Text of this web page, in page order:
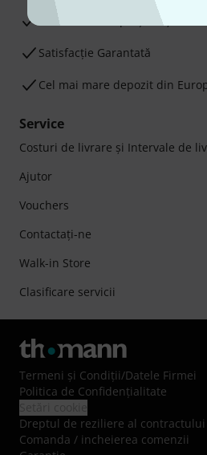
Sfaturi de la experții noștri
Satisfacție Garantată
Cel mai mare depozit din
Service
Costuri de livrare şi Intervale de
Ajutor
Vouchers
Contactaţi-ne
Walk-in Store
Clasificare servicii
Termeni şi Condiţii/Datele Firmei
Politica de Confidenţialitate
Dreptul de reziliere al
Comanda / incheierea comenzii